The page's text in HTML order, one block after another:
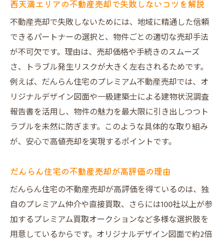
だんらん住宅が叶える高値売却の裏側
だんらん住宅の不動産売却で高値実現のポ
イント
大阪市の不動産買取業者とだんらん住宅の
違い
プレミアム不動産売却ならではの独自戦略
とは
一級建築士による調査で安心の不動産売却
体験
紹介
他社比較で際立つだんらん住宅のサポート
力
中古物件売却なら西天満エリアで差をつける方
法
西天満エリアの不動産売却で失敗しないコツを解説
不動産売却で失敗しないためには、地域に精通した信頼
できるパートナーの選択と、物件ごとの適切な売却手法
が不可欠です。理由は、売却価格や手続きのスムーズ
さ、トラブル発生リスクが大きく左右されるためです。
例えば、だんらん住宅のプレミアム不動産売却では、オ
リジナルデザイン図面や一級建築士による建物状況調査
報告書を活用し、物件の魅力を最大限に引き出しつつト
ラブルを未然に防ぎます。このような具体的な取り組み
が、安心で高値売却を実現するポイントです。
だんらん住宅の不動産売却が高評価の理由
だんらん住宅の不動産売却が高評価を得ているのは、独
自のプレミアム仲介や直接買取、さらには100社以上が参
加するプレミアム買取オークションなど多様な選択肢を
用意しているからです。オリジナルデザイン図面で約2倍